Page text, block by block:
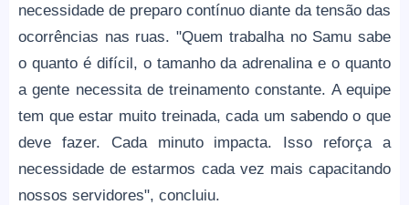
necessidade de preparo contínuo diante da tensão das
ocorrências nas ruas. "Quem trabalha no Samu sabe
o quanto é difícil, o tamanho da adrenalina e o quanto
a gente necessita de treinamento constante. A equipe
tem que estar muito treinada, cada um sabendo o que
deve fazer. Cada minuto impacta. Isso reforça a
necessidade de estarmos cada vez mais capacitando
nossos servidores", concluiu.